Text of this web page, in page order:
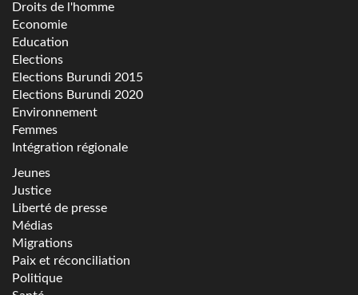
Droits de l'homme
Economie
Education
Elections
Elections Burundi 2015
Elections Burundi 2020
Environnement
Femmes
Intégration régionale
Jeunes
Justice
Liberté de presse
Médias
Migrations
Paix et réconciliation
Politique